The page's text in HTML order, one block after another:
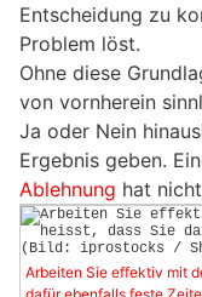
Entscheidung zu
Problem löst.
Ohne diese
von vornherein
Ja oder Nein
Ergebnis geben.
Ablehnung hat
Arbeiten Sie effektiv mit